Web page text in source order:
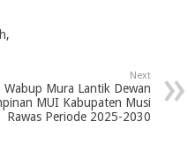
Next
Wabup Mura Lantik Dewan
MUI Kabupaten Musi
Rawas Periode 2025-2030